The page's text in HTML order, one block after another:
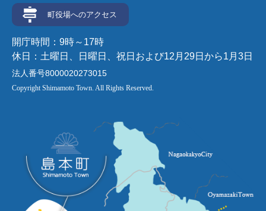
町役場へのアクセス
開庁時間：9時～17時
休日：土曜日、日曜日、祝日および12月29日から1月3日
法人番号8000020273015
Copyright Shimamoto Town. All Rights Reserved.